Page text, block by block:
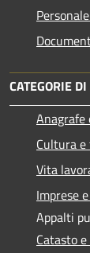
CATEGORIE
Cultura
Vita
Imprese
Appalti
Catasto